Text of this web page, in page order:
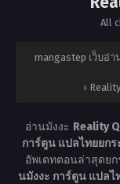
All
mangastep เว็บอ่
›
อ่านมังงะ Reality
การ์ตูน แปลไทยยก
อัพเดทตอนล่าสุดย
นมังงะ การ์ตูน แปล